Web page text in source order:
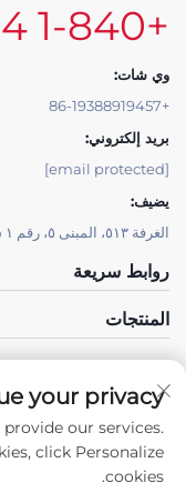
+1-840 284 1651
وي شات:
+86-19388919457
بريد إلكتروني:
[email protected]
يضيف:
الغرفة ٥١٣، المبنى ٥، رقم ١ شارع هانغفنغ، منطقة فنغتاي، بكين
روابط سريعة
المنتجات
your privacy
our services.
click Personalize
cookies.